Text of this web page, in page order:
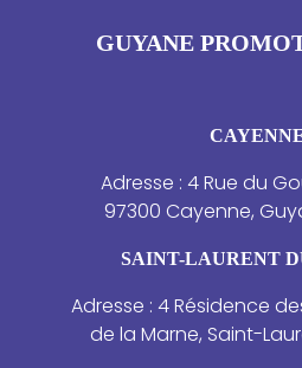
GUYANE
Adresse : 4 Rue du
97300 Cayenne,
SAINT-LAURENT
Adresse : 4 Résidence
de la Marne, Saint-